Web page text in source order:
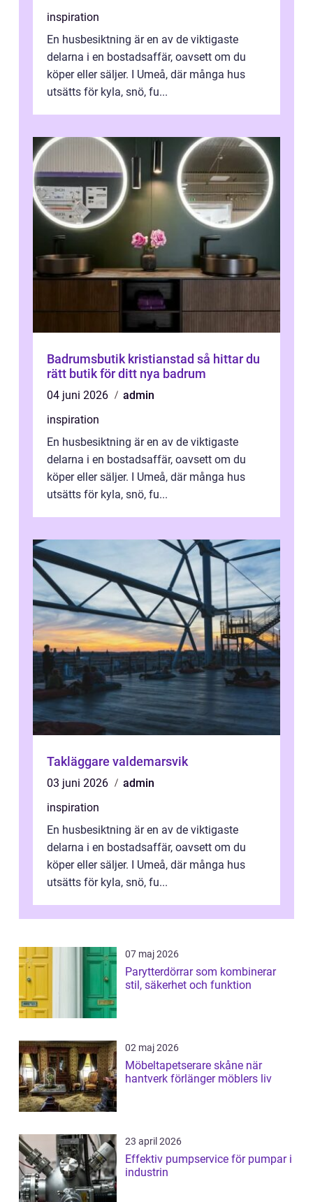
inspiration
En husbesiktning är en av de viktigaste
delarna i en bostadsaffär, oavsett om du
köper eller säljer. I Umeå, där många hus
utsätts för kyla, snö, fu...
Badrumsbutik kristianstad så hittar du
rätt butik för ditt nya badrum
04 juni 2026
admin
inspiration
En husbesiktning är en av de viktigaste
delarna i en bostadsaffär, oavsett om du
köper eller säljer. I Umeå, där många hus
utsätts för kyla, snö, fu...
Takläggare valdemarsvik
03 juni 2026
admin
inspiration
En husbesiktning är en av de viktigaste
delarna i en bostadsaffär, oavsett om du
köper eller säljer. I Umeå, där många hus
utsätts för kyla, snö, fu...
07 maj 2026
Parytterdörrar som kombinerar
stil, säkerhet och funktion
02 maj 2026
Möbeltapetserare skåne när
hantverk förlänger möblers liv
23 april 2026
Effektiv pumpservice för pumpar i
industrin